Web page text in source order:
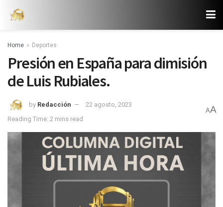
Home Deportes
Presión en España para dimisión
de Luis Rubiales.
by Redacción
22 agosto, 2023
Reading Time: 2 mins read
AA